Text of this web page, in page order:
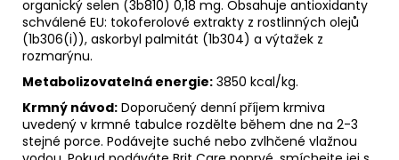
organický selen (3b810) 0,18 mg. Obsahuje antioxidanty
schválené EU: tokoferolové extrakty z rostlinných olejů
(1b306(i)), askorbyl palmitát (1b304) a výtažek z
rozmarýnu.
Metabolizovatelná energie: 3850 kcal/kg.
Krmný návod: Doporučený denní příjem krmiva
uvedený v krmné tabulce rozdělte během dne na 2-3
stejné porce. Podávejte suché nebo zvlhčené vlažnou